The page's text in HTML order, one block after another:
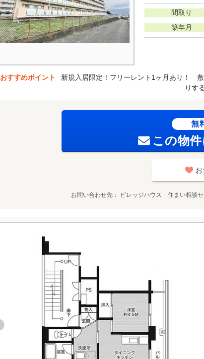
間取り
築年月
おすすめポイント
新規入居限定！フリーレント1ヶ月あり！
りす
無
この物
お問い合わせ先 ビレッジハウス 住まい相談セ